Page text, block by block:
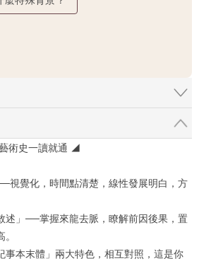
術史一讀就通 ◢
視覺化，時間點清楚，線性發展明白，方
」──掌握來龍去脈，瞭解前因後果，置
本末體」兩大特色，相互對照，這是你